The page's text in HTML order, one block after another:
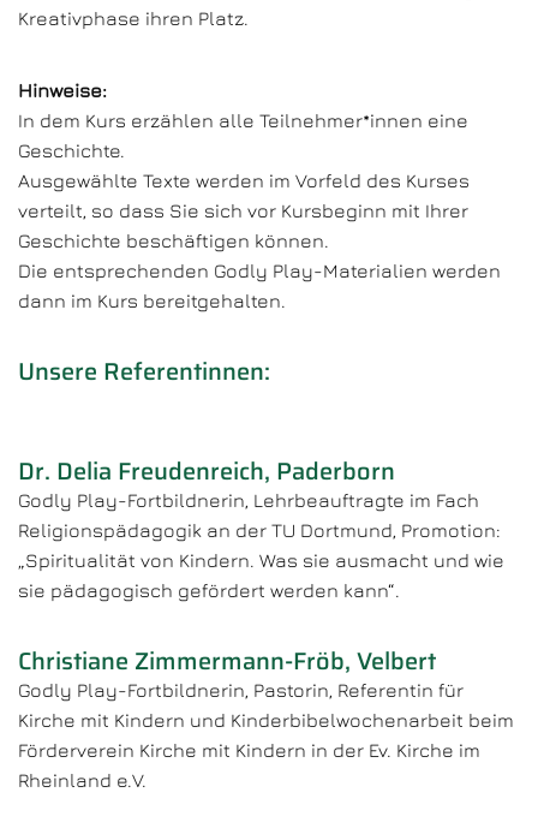
Kreativphase ihren Platz.
Hinweise:
In dem Kurs erzählen alle Teilnehmer*innen eine
Geschichte.
Ausgewählte Texte werden im Vorfeld des Kurses
verteilt, so dass Sie sich vor Kursbeginn mit Ihrer
Geschichte beschäftigen können.
Die entsprechenden Godly Play-Materialien werden
dann im Kurs bereitgehalten.
Unsere Referentinnen:
Dr. Delia Freudenreich, Paderborn
Godly Play-Fortbildnerin, Lehrbeauftragte im Fach
Religionspädagogik an der TU Dortmund, Promotion:
„Spiritualität von Kindern. Was sie ausmacht und wie
sie pädagogisch gefördert werden kann“.
Christiane Zimmermann-Fröb, Velbert
Godly Play-Fortbildnerin, Pastorin, Referentin für
Kirche mit Kindern und Kinderbibelwochenarbeit beim
Förderverein Kirche mit Kindern in der Ev. Kirche im
Rheinland e.V.